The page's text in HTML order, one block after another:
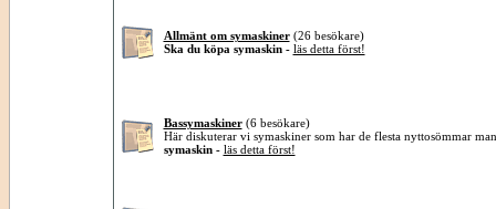
Allmänt om symaskiner (26 besökare)
Ska du köpa symaskin - läs detta först!
Bassymaskiner (6 besökare)
Här diskuterar vi symaskiner som har de flesta nyttosömmar
symaskin - läs detta först!